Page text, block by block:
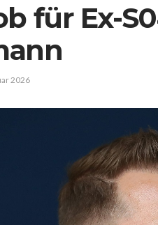
für Ex-
2026